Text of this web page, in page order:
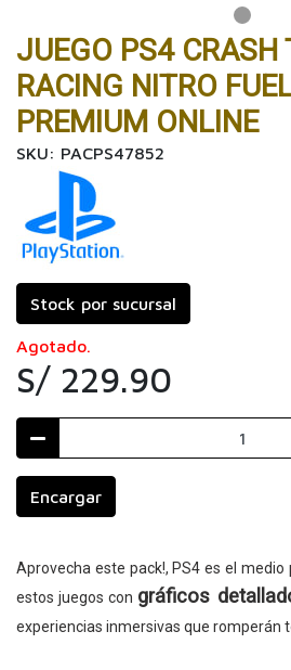
JUEGO PS4 CRASH
RACING NITRO
PREMIUM ONLINE
SKU: PACPS47852
Stock por sucursal
Agotado.
S/ 229.90
Encargar
Aprovecha este pack!, PS4 es el
estos juegos con gráficos
experiencias inmersivas que romperán